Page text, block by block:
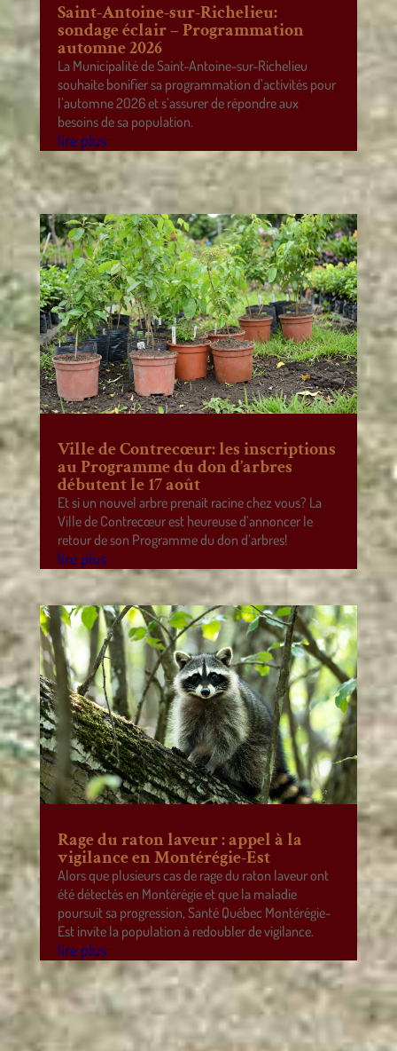
Saint-Antoine-sur-Richelieu:
sondage éclair – Programmation
automne 2026
La Municipalité de Saint-Antoine-sur-Richelieu
souhaite bonifier sa programmation d’activités pour
l’automne 2026 et s’assurer de répondre aux
besoins de sa population.
lire plus
Ville de Contrecœur: les inscriptions
au Programme du don d’arbres
débutent le 17 août
Et si un nouvel arbre prenait racine chez vous? La
Ville de Contrecœur est heureuse d’annoncer le
retour de son Programme du don d’arbres!
lire plus
Rage du raton laveur : appel à la
vigilance en Montérégie-Est
Alors que plusieurs cas de rage du raton laveur ont
été détectés en Montérégie et que la maladie
poursuit sa progression, Santé Québec Montérégie-
Est invite la population à redoubler de vigilance.
lire plus